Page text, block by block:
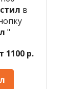
в
"
1100 р.